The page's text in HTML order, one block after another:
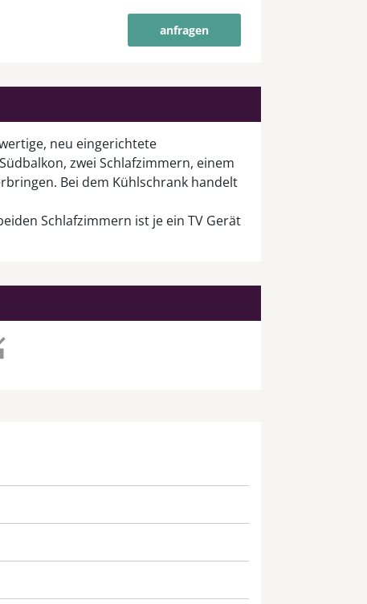
anfragen
neu eingerichtete
zwei Schlafzimmern, einem
Bei dem Kühlschrank handelt
Schlafzimmern ist je ein TV Gerät